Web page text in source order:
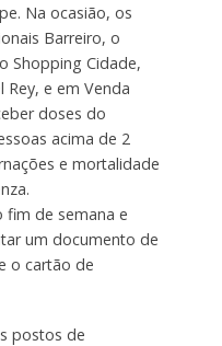
Na ocasião, os
Barreiro, o
Shopping Cidade,
e em Venda
doses do
acima de 2
e mortalidade
fim de semana e
um documento de
o cartão de
postos de